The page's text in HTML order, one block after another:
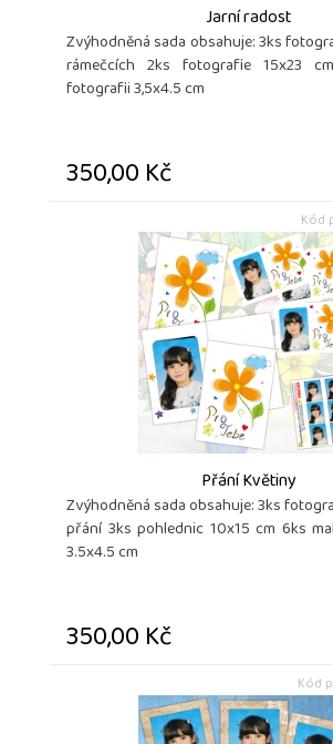
Jarní radost
Zvýhodněná sada obsahuje: 3ks
rámečcích 2ks fotografie 15x23
fotografii 3,5x4.5 cm
350,00 Kč
Kód
Přání Květiny
Zvýhodněná sada obsahuje: 3ks
přání 3ks pohlednic 10x15 cm 6ks
3.5x4.5 cm
350,00 Kč
Kód